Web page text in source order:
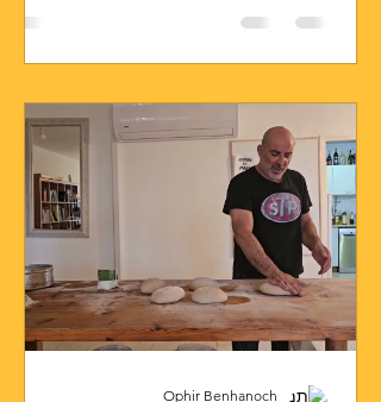
Ophir Benhanoch